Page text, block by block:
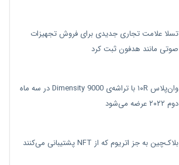
تسلا علامت تجاری جدیدی برای فروش تجهیزات
صوتی مانند هدفون ثبت کرد
وان‌پلاس ۱۰R با تراشه‌ی Dimensity 9000 در سه ماه
دوم ۲۰۲۲ عرضه می‌شود
بلاک‌چین به جز اتریوم که از NFT پشتیبانی می‌کنند